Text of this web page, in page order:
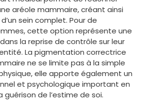
aréole mammaire, créant ainsi
d’un sein complet. Pour de
cette option représente une
la reprise de contrôle sur leur
La pigmentation correctrice
ne se limite pas à la simple
elle apporte également un
et psychologique important en
de l’estime de soi.